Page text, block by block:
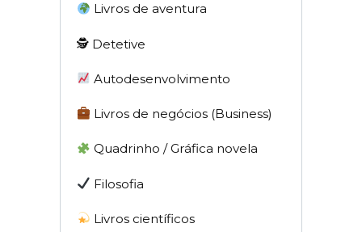
Livros de aventura
🕵 Detetive
Autodesenvolvimento
Livros de negócios (Business)
Quadrinho / Gráfica novela
Filosofia
Livros científicos